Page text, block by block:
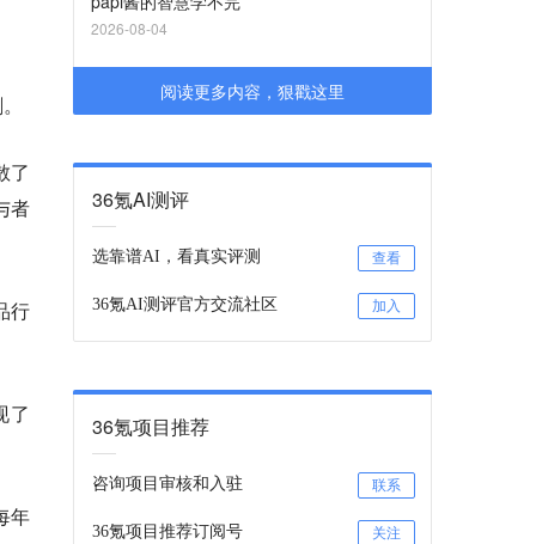
了
者
行
了
年
2026-08-04
阅读更多内容，狠戳这里
36氪AI测评
选靠谱AI，看真实评测 查看
36氪AI测评官方交流社区 加入
36氪项目推荐
咨询项目审核和入驻 联系
36氪项目推荐订阅号 关注